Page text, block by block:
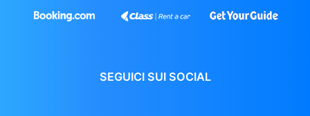
SEGUICI SUI SOCIAL